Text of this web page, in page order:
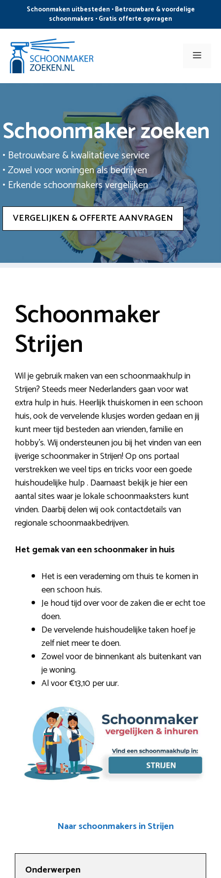
de
inhoud
Schoonmaken uitbesteden • Betrouwbare & voordelige
schoonmakers • Gratis offerte opvragen
Menu
Schoonmaker zoeken
• Betrouwbare & kwalitatieve service
• Zowel voor woningen als bedrijven
• Erkende schoonmakers vergelijken
VERGELIJKEN & OFFERTE AANVRAGEN
Schoonmaker
Strijen
Wil je gebruik maken van een schoonmaakhulp in
Strijen? Steeds meer Nederlanders gaan voor wat
extra hulp in huis. Heerlijk thuiskomen in een schoon
huis, ook de vervelende klusjes worden gedaan en jij
kunt meer tijd besteden aan vrienden, familie en
hobby’s. Wij ondersteunen jou bij het vinden van een
ijverige schoonmaker in Strijen! Op ons portaal
verstrekken we veel tips en tricks voor een goede
huishoudelijke hulp . Daarnaast bekijk je hier een
aantal sites waar je lokale schoonmaaksters kunt
vinden. Daarbij delen wij ook contactdetails van
regionale schoonmaakbedrijven.
Het gemak van een schoonmaker in huis
Het is een verademing om thuis te komen in
een schoon huis.
Je houd tijd over voor de zaken die er echt toe
doen.
De vervelende huishoudelijke taken hoef je
zelf niet meer te doen.
Zowel voor de binnenkant als buitenkant van
je woning.
Al voor €13,10 per uur.
Naar schoonmakers in Strijen
Onderwerpen